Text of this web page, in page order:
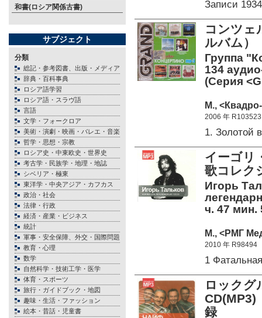
和書(ロシア関係古書)
サブジェクト
分類
総記・参考図書、出版・メディア
辞典・百科事典
ロシア語学習
ロシア語・スラヴ語
言語
文学・フォークロア
美術・演劇・映画・バレエ・音楽
哲学・思想・宗教
ロシア史・中東欧史・世界史
考古学・民族学・地理・地誌
シベリア・極東
東洋学・中央アジア・カフカス
政治・社会
法律・行政
経済・産業・ビジネス
統計
軍事・安全保障、外交・国際問題
教育・心理
数学
自然科学・技術工学・医学
体育・スポーツ
旅行・ガイドブック・地図
趣味・生活・ファッション
絵本・昔話・児童書
Записи
コンツ
ルバム）
Группа
134
(Серия
М.,
2006 年 R103523
1. Золотой
イーゴ
歌コレ
Игорь
ч. 47 мин.
М., <РМГ
2010 年 R98494
1
ロック
録